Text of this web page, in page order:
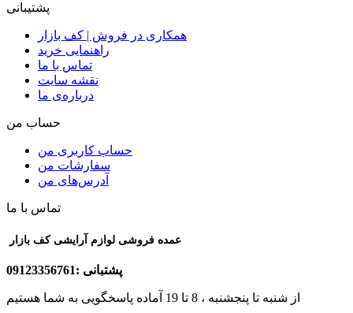
پشتیبانی
همکاری در فروش | کف بازار
راهنمایی خرید
تماس با ما
نقشه سایت
درباره‌ی ما
حساب من
حساب کاربری من
سفارشات من
آدرس‌های من
تماس با ما
پشتبانی :09123356761
از شنبه تا پنجشنبه ، 8 تا 19 آماده پاسخگویی به شما هستیم